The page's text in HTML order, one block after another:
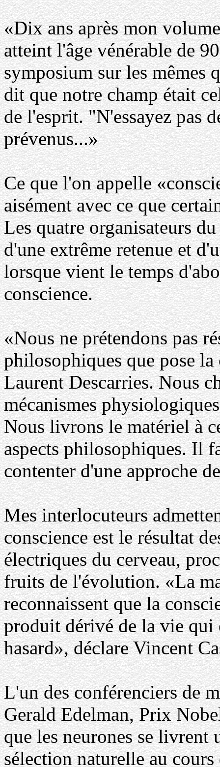
«Dix ans après mon
atteint l'âge vénérable de
symposium sur les mêmes
dit que notre champ était
de l'esprit. "N'essayez pas
prévenus...»
Ce que l'on appelle
aisément avec ce que
Les quatre organisateurs
d'une extrême retenue et
lorsque vient le temps
conscience.
«Nous ne prétendons pas
philosophiques que pose
Laurent Descarries. Nous
mécanismes
Nous livrons le matériel à
aspects philosophiques. Il
contenter d'une approche
Mes interlocuteurs
conscience est le résultat
électriques du cerveau,
fruits de l'évolution. «La
reconnaissent que la
produit dérivé de la vie qui
hasard», déclare Vincent
L'un des conférenciers de
Gerald Edelman, Prix
que les neurones se livrent
sélection naturelle au